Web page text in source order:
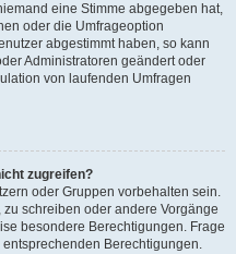
eine Stimme abgegeben hat,
oder die Umfrageoption
abgestimmt haben, so kann
Administratoren geändert oder
von laufenden Umfragen
zugreifen?
oder Gruppen vorbehalten sein.
schreiben oder andere Vorgänge
besondere Berechtigungen. Frage
Berechtigungen.